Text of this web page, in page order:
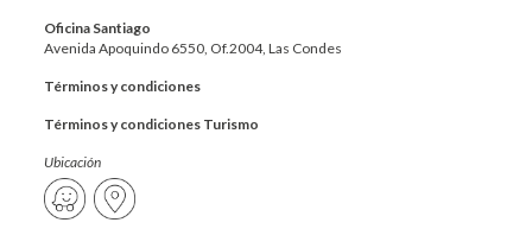
Oficina Santiago
Avenida Apoquindo 6550, Of.2004, Las Condes
Términos y condiciones
Términos y condiciones Turismo
Ubicación